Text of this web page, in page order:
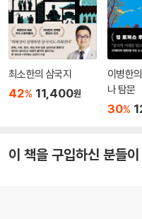
최소한의 삼국지
42% 11,400원
이병한
나 탐문
30%
이 책을 구입하신 분들